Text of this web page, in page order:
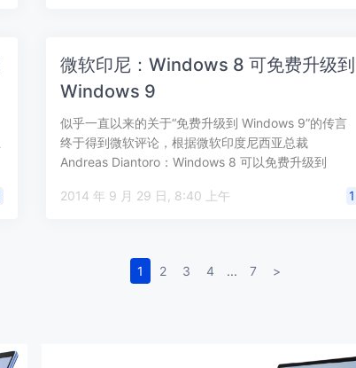
微软印尼：Windows 8 可免费升级到
Windows 9
似乎一直以来的关于“免费升级到 Windows 9”的传言
终于得到微软评论，根据微软印度尼西亚总裁
Andreas Diantoro：Windows 8 可以免费升级到
2014 年 9 月 29 日, 8:40 上午
1
1 2 3 4 ... 7 >